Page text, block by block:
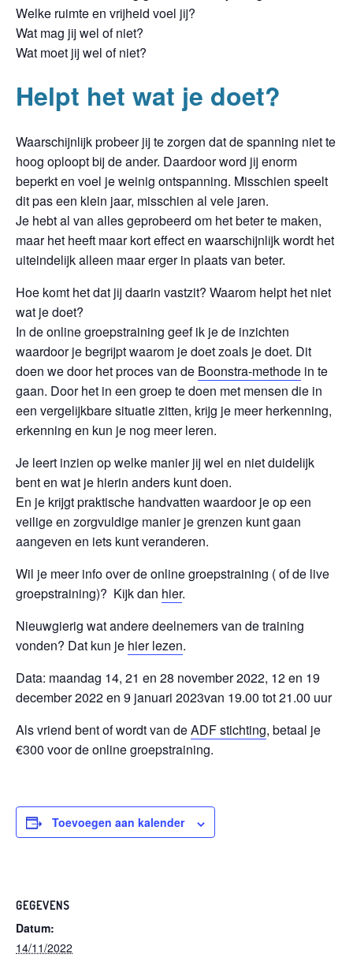
Welke ruimte en vrijheid voel jij?
Wat mag jij wel of niet?
Wat moet jij wel of niet?
Helpt het wat je doet?
Waarschijnlijk probeer jij te zorgen dat de spanning niet te
hoog oploopt bij de ander. Daardoor word jij enorm
beperkt en voel je weinig ontspanning. Misschien speelt
dit pas een klein jaar, misschien al vele jaren.
Je hebt al van alles geprobeerd om het beter te maken,
maar het heeft maar kort effect en waarschijnlijk wordt het
uiteindelijk alleen maar erger in plaats van beter.
Hoe komt het dat jij daarin vastzit? Waarom helpt het niet
wat je doet?
In de online groepstraining geef ik je de inzichten
waardoor je begrijpt waarom je doet zoals je doet. Dit
doen we door het proces van de Boonstra-methode in te
gaan. Door het in een groep te doen met mensen die in
een vergelijkbare situatie zitten, krijg je meer herkenning,
erkenning en kun je nog meer leren.
Je leert inzien op welke manier jij wel en niet duidelijk
bent en wat je hierin anders kunt doen.
En je krijgt praktische handvatten waardoor je op een
veilige en zorgvuldige manier je grenzen kunt gaan
aangeven en iets kunt veranderen.
Wil je meer info over de online groepstraining ( of de live
groepstraining)? Kijk dan hier.
Nieuwgierig wat andere deelnemers van de training
vonden? Dat kun je hier lezen.
Data: maandag 14, 21 en 28 november 2022, 12 en 19
december 2022 en 9 januari 2023van 19.00 tot 21.00 uur
Als vriend bent of wordt van deADF stichting, betaal je
€300 voor de online groepstraining.
Toevoegen aan kalender
GEGEVENS
Datum:
14/11/2022